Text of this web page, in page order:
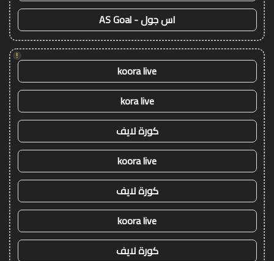
اس جول - AS Goal
!
koora live
kora live
كورة لايف
koora live
كورة لايف
koora live
كورة لايف